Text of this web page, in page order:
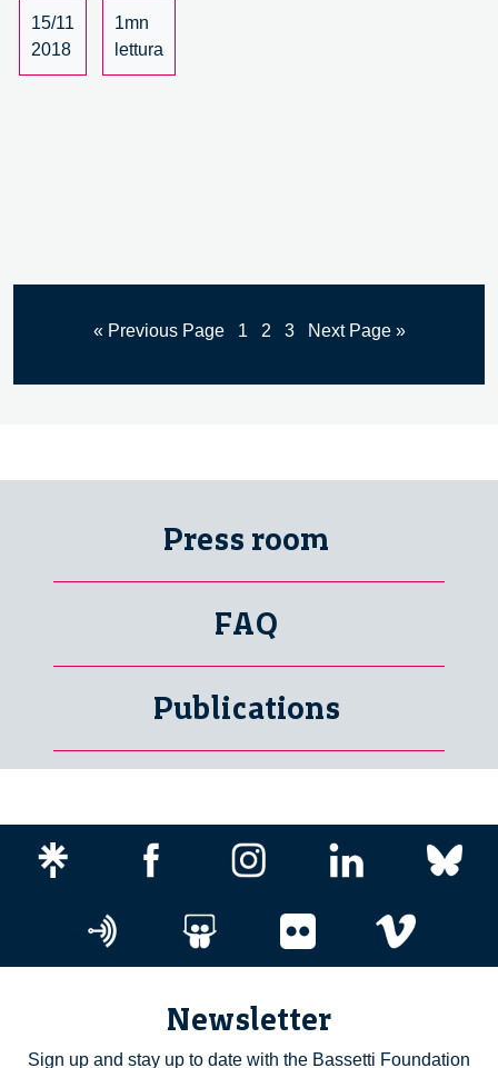
15/11
2018
1mn
lettura
« Previous Page 1 2 3 Next Page »
Press room
FAQ
Publications
Newsletter
Sign up and stay up to date with the Bassetti Foundation